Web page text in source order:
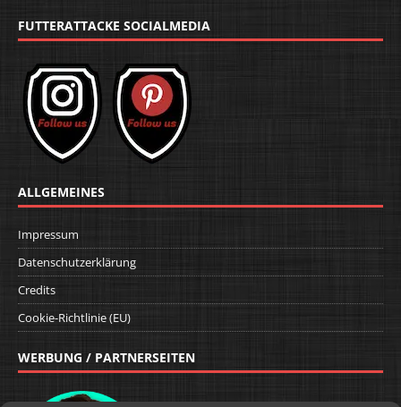
FUTTERATTACKE SOCIALMEDIA
ALLGEMEINES
Impressum
Datenschutzerklärung
Credits
Cookie-Richtlinie (EU)
WERBUNG / PARTNERSEITEN